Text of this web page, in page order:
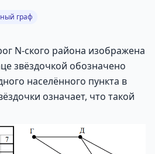
граф
N-ского района изображена
звёздочкой обозначено
населённого пункта в
означает, что такой